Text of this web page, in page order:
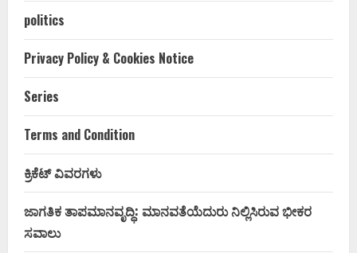
politics
Privacy Policy & Cookies Notice
Series
Terms and Condition
ಕ್ರಿಕೆಟ್ ವಿವರಗಳು
ಜಾಗತಿಕ ತಾಪಮಾನವೃದ್ಧಿ: ಮಾನವತೆಯೆದುರು ನಿಲ್ಲಿಸಿರುವ ಭೀಕರ
ಸವಾಲು